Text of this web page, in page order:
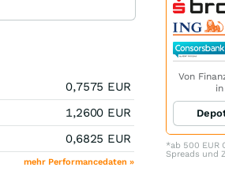
0,7575 EUR
1,2600 EUR
0,6825 EUR
mehr Performancedaten »
Von
*ab 500 EUR
Spreads und